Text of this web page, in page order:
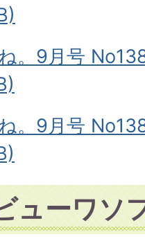
。9月号
。9月号
ューワソ